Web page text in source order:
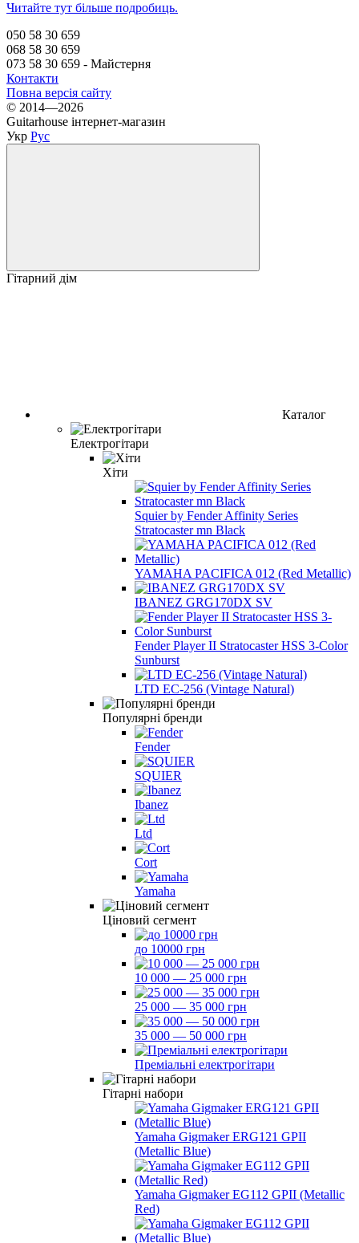
Читайте тут більше подробиць.
050 58 30 659
068 58 30 659
073 58 30 659 - Майстерня
Контакти
Повна версія сайту
© 2014—2026
Guitarhouse інтернет-магазин
Укр Рус
Гітарний дім
Каталог
Електрогітари
Хіти
Squier by Fender Affinity Series
Stratocaster mn Black
YAMAHA PACIFICA 012 (Red Metallic)
IBANEZ GRG170DX SV
Fender Player II Stratocaster HSS 3-Color
Sunburst
LTD EC-256 (Vintage Natural)
Популярні бренди
Fender
SQUIER
Ibanez
Ltd
Cort
Yamaha
Ціновий сегмент
до 10000 грн
10 000 — 25 000 грн
25 000 — 35 000 грн
35 000 — 50 000 грн
Преміальні електрогітари
Гітарні набори
Yamaha Gigmaker ERG121 GPII
(Metallic Blue)
Yamaha Gigmaker EG112 GPII (Metallic
Red)